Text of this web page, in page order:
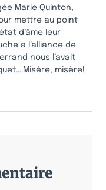
Marie Quinton,
mettre au point
d’âme leur
a l’alliance de
nous l’avait
misère!